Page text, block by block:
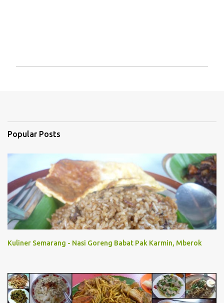
o
m
t
Popular Posts
Kuliner Semarang - Nasi Goreng Babat Pak Karmin, Mberok